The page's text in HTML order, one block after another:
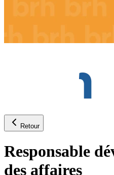
Retour
Responsable
des affaires